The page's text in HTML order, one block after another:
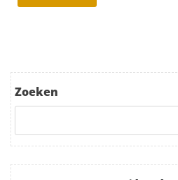
Zoeken